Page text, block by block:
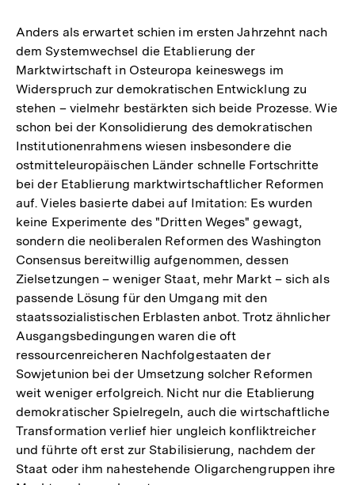
Anders als erwartet schien im ersten Jahrzehnt nach
dem Systemwechsel die Etablierung der
Marktwirtschaft in Osteuropa keineswegs im
Widerspruch zur demokratischen Entwicklung zu
stehen – vielmehr bestärkten sich beide Prozesse. Wie
schon bei der Konsolidierung des demokratischen
Institutionenrahmens wiesen insbesondere die
ostmitteleuropäischen Länder schnelle Fortschritte
bei der Etablierung marktwirtschaftlicher Reformen
auf. Vieles basierte dabei auf Imitation: Es wurden
keine Experimente des "Dritten Weges" gewagt,
sondern die neoliberalen Reformen des Washington
Consensus bereitwillig aufgenommen, dessen
Zielsetzungen – weniger Staat, mehr Markt – sich als
passende Lösung für den Umgang mit den
staatssozialistischen Erblasten anbot. Trotz ähnlicher
Ausgangsbedingungen waren die oft
ressourcenreicheren Nachfolgestaaten der
Sowjetunion bei der Umsetzung solcher Reformen
weit weniger erfolgreich. Nicht nur die Etablierung
demokratischer Spielregeln, auch die wirtschaftliche
Transformation verlief hier ungleich konfliktreicher
und führte oft erst zur Stabilisierung, nachdem der
Staat oder ihm nahestehende Oligarchengruppen ihre